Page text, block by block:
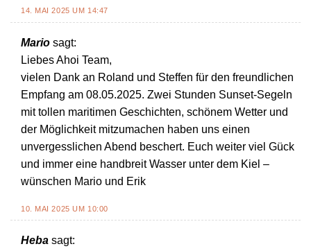
14. MAI 2025 UM 14:47
Mario sagt:
Liebes Ahoi Team,
vielen Dank an Roland und Steffen für den freundlichen
Empfang am 08.05.2025. Zwei Stunden Sunset-Segeln
mit tollen maritimen Geschichten, schönem Wetter und
der Möglichkeit mitzumachen haben uns einen
unvergesslichen Abend beschert. Euch weiter viel Gück
und immer eine handbreit Wasser unter dem Kiel –
wünschen Mario und Erik
10. MAI 2025 UM 10:00
Heba sagt: